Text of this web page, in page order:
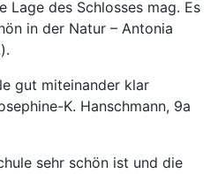
Lage des Schlosses mag. Es
in der Natur – Antonia
gut miteinander klar
K. Hanschmann, 9a
sehr schön ist und die